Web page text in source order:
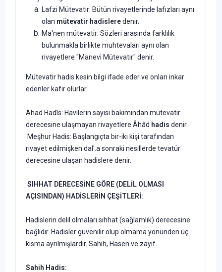
Lafzi Mütevatir: Bütün rivayetlerinde lafızları aynı
olan mütevatir hadisleredenir.
Ma'nen mütevatir: Sözleri arasında farklılık
bulunmakla birlikte muhtevaları aynı olan
rivayetlere "Manevi Mütevatir" denir.
Mütevatir hadis kesin bilgi ifade eder ve onları inkar
edenler kafir olurlar.
Ahad Hadîs: Havilerin sayısı bakımından mütevatir
derecesine ulaşmayan rivayetlere Âhâd hadis denir.
Meşhur Hadis: Başlangıçta bir-iki kişi tarafından
rivayet edilmişken dal'.a sonraki nesillerde tevatür
derecesine ulaşan hadislere denir.
SIHHAT DERECESİNE GÖRE (DELİL OLMASI
AÇISINDAN) HADİSLERİN ÇEŞİTLERİ:
Hadislerin delil olmaları sıhhat (sağlamlık) derecesine
bağlıdır. Hadisler güvenilir olup olmama yönünden üç
kısma ayrılmışlardır. Sahih, Hasen ve zayıf.
Sahih Hadis: